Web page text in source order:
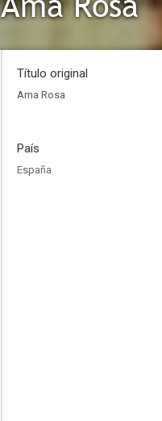
Título original
Ama Rosa
País
España